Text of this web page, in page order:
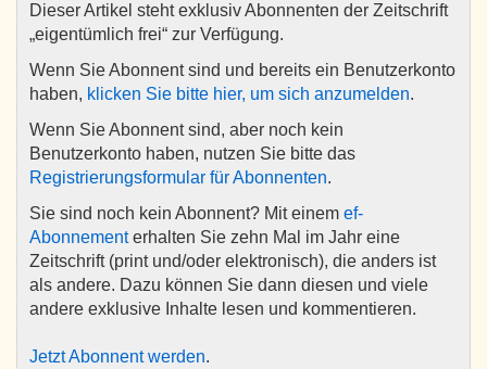
Dieser Artikel steht exklusiv Abonnenten der Zeitschrift
„eigentümlich frei“ zur Verfügung.
Wenn Sie Abonnent sind und bereits ein Benutzerkonto
haben, klicken Sie bitte hier, um sich anzumelden.
Wenn Sie Abonnent sind, aber noch kein
Benutzerkonto haben, nutzen Sie bitte das
Registrierungsformular für Abonnenten.
Sie sind noch kein Abonnent? Mit einem ef-
Abonnementerhalten Sie zehn Mal im Jahr eine
Zeitschrift (print und/oder elektronisch), die anders ist
als andere. Dazu können Sie dann diesen und viele
andere exklusive Inhalte lesen und kommentieren.
Jetzt Abonnent werden.